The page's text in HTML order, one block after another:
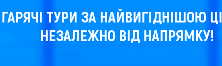
ГАРЯЧІ ТУРИ ЗА НАЙВИГІДНІШОЮ
НЕЗАЛЕЖНО ВІД НАПРЯМКУ!